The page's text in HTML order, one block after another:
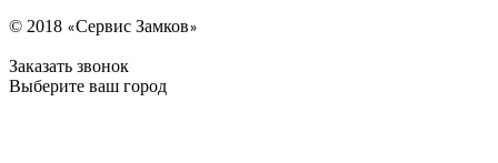
© 2018 «Сервис Замков»
Заказать звонок
Выберите ваш город